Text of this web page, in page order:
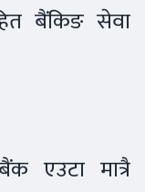
बैंकिङ सेवा
एउटा मात्रै